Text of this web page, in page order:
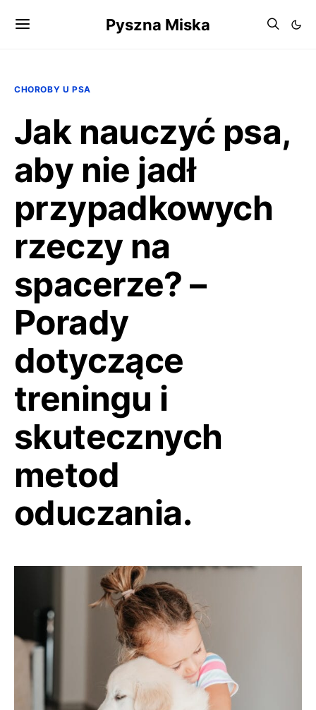
Pyszna Miska
CHOROBY U PSA
Jak nauczyć psa,
aby nie jadł
przypadkowych
rzeczy na
spacerze? –
Porady
dotyczące
treningu i
skutecznych
metod
oduczania.